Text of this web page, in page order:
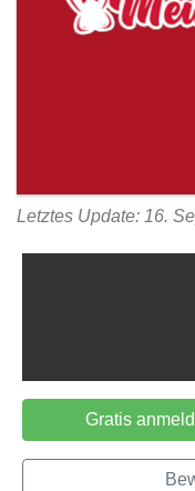
Letztes Update: 16.
Gratis